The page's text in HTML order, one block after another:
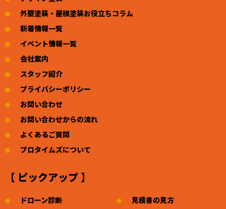
外壁塗装・屋根塗装お役立ちコラム
新着情報一覧
イベント情報一覧
会社案内
スタッフ紹介
プライバシーポリシー
お問い合わせ
お問い合わせからの流れ
よくあるご質問
プロタイムズについて
【 ピックアップ 】
ドローン診断
見積書の見方